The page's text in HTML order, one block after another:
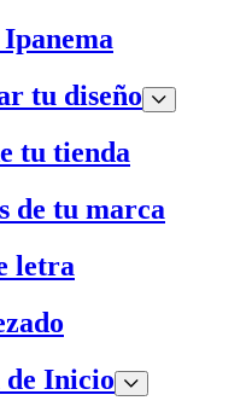
tu diseño
tu tienda
de tu marca
letra
de Inicio